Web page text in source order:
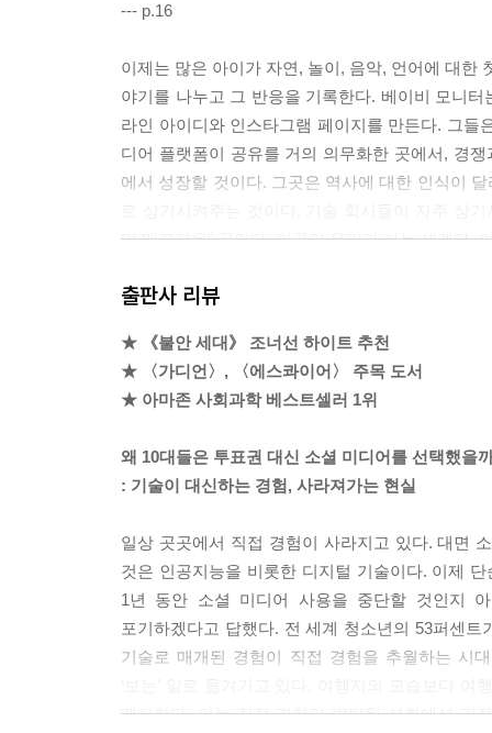
--- p.16
이제는 많은 아이가 자연, 놀이, 음악, 언어에 대한
야기를 나누고 그 반응을 기록한다. 베이비 모니
라인 아이디와 인스타그램 페이지를 만든다. 그
디어 플랫폼이 공유를 거의 의무화한 곳에서, 경
에서 성장할 것이다. 그곳은 역사에 대한 인식이
며 매끄러운” 곳이다. 이곳이 우리가 사는 세계다.
것, 즉 같은 공기를 마시고, 말로 하지 않은 서로의
심 요소다. 다른 사람에게 관심을 주려면 그의 물
는 없다.
몽테뉴는 수세기 전에 이렇게 경고했다. “모든 사
몽, 발견에 대한 기대가 필요하다. 이것들이 없다
--- p.169
철학자 로버트 노직은 그의 책 《아나키에서 유토
이 끊임없는 쾌락을 제공하는 기계를 만들 수만
출판사 리뷰
★ 《불안 세대》 조너선 하이트 추천
★ 〈가디언〉, 〈에스콰이어〉 주목 도서
★ 아마존 사회과학 베스트셀러 1위
왜 10대들은 투표권 대신 소셜 미디어를 선택했을
: 기술이 대신하는 경험, 사라져가는 현실
일상 곳곳에서 직접 경험이 사라지고 있다. 대면
것은 인공지능을 비롯한 디지털 기술이다. 이제
1년 동안 소셜 미디어 사용을 중단할 것인지
포기하겠다고 답했다. 전 세계 청소년의 53퍼센
기술로 매개된 경험이 직접 경험을 추월하는 시
게시한다. 이는 직접 경험이 박탈된 사회에서 간